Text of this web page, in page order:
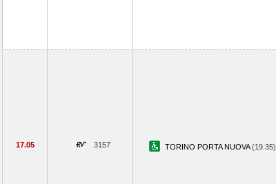
17.05 3157 TORINO PORTA NUOVA(19.35)